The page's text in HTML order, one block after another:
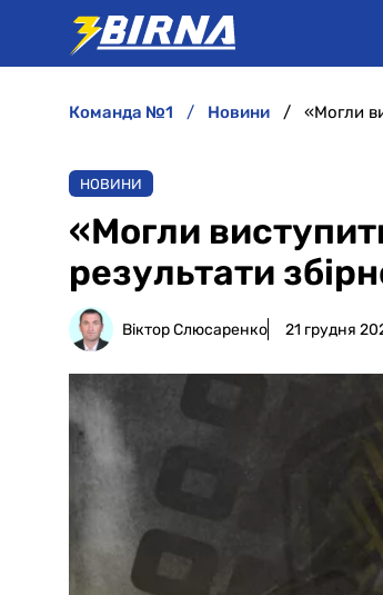
команда №1 новини
НОВИНИ
«Могли
результати
Віктор Слюсаренко 21 грудня